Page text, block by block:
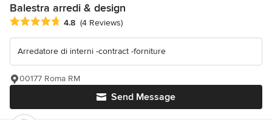
Balestra arredi & design
Average rating: 4.8 out of 5 stars
4.8 (4 Reviews)
Arredatore di interni -contract -forniture
Send Message
00177 Roma RM